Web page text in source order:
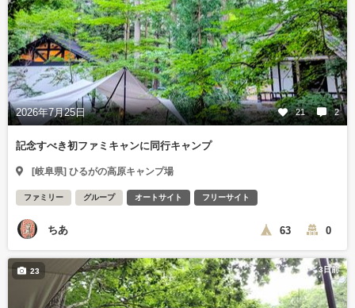
2026年7月25日 21 2
記念すべき初ファミキャンに同行キャンプ
[岐阜県] ひるがの高原キャンプ場
ファミリー グループ オートサイト フリーサイト
ちあ 63 0
3日前
23